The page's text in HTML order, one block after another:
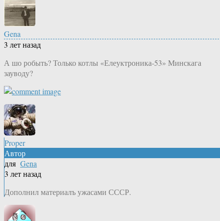
Gena
3 лет назад
А шо робыть? Только котлы «Елеуктроника-53» Минскага
зауводу?
Proper
Автор
для Gena
3 лет назад
Дополнил материалъ ужасами СССР.